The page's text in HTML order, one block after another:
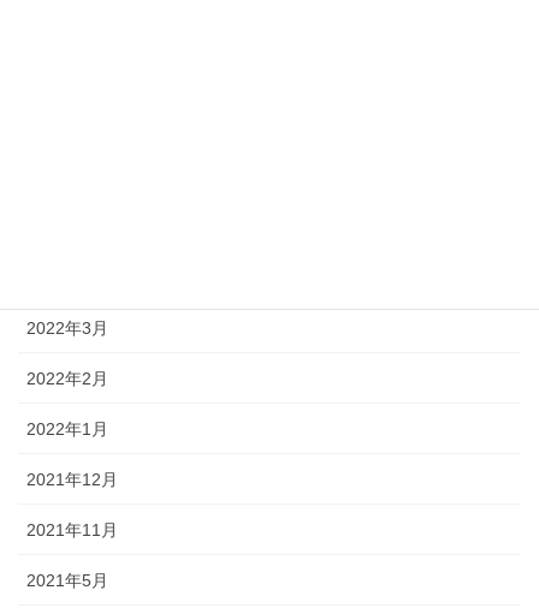
2022年3月
2022年2月
2022年1月
2021年12月
2021年11月
2021年5月